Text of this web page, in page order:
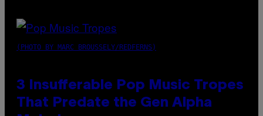
(PHOTO BY MARC BROUSSELY/REDFERNS)
3 Insufferable Pop Music Tropes
That Predate the Gen Alpha